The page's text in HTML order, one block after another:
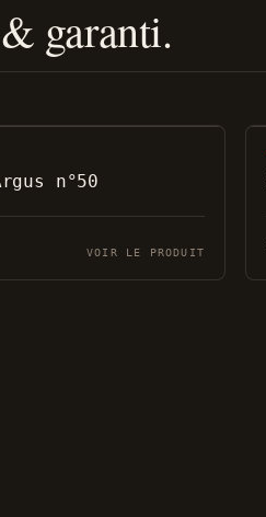
garanti.
n°50
VOIR LE PRODUIT